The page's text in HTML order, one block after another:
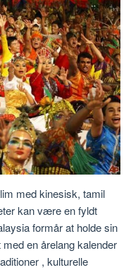
med kinesisk, tamil
kan være en fyldt
formår at holde sin
en årelang kalender
, kulturelle